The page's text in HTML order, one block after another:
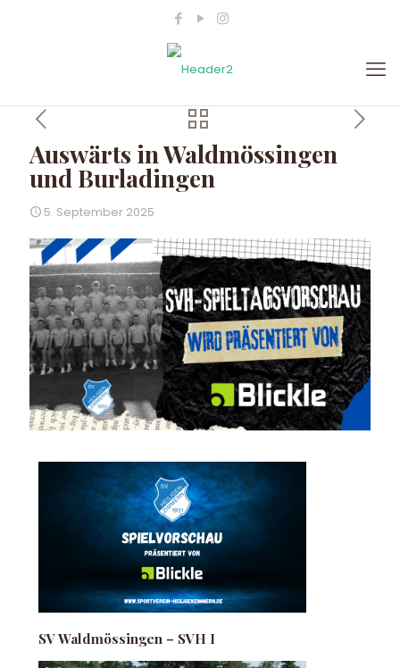
Auswärts in Waldmössingen
und Burladingen
5. September 2025
SV Waldmössingen – SVH I